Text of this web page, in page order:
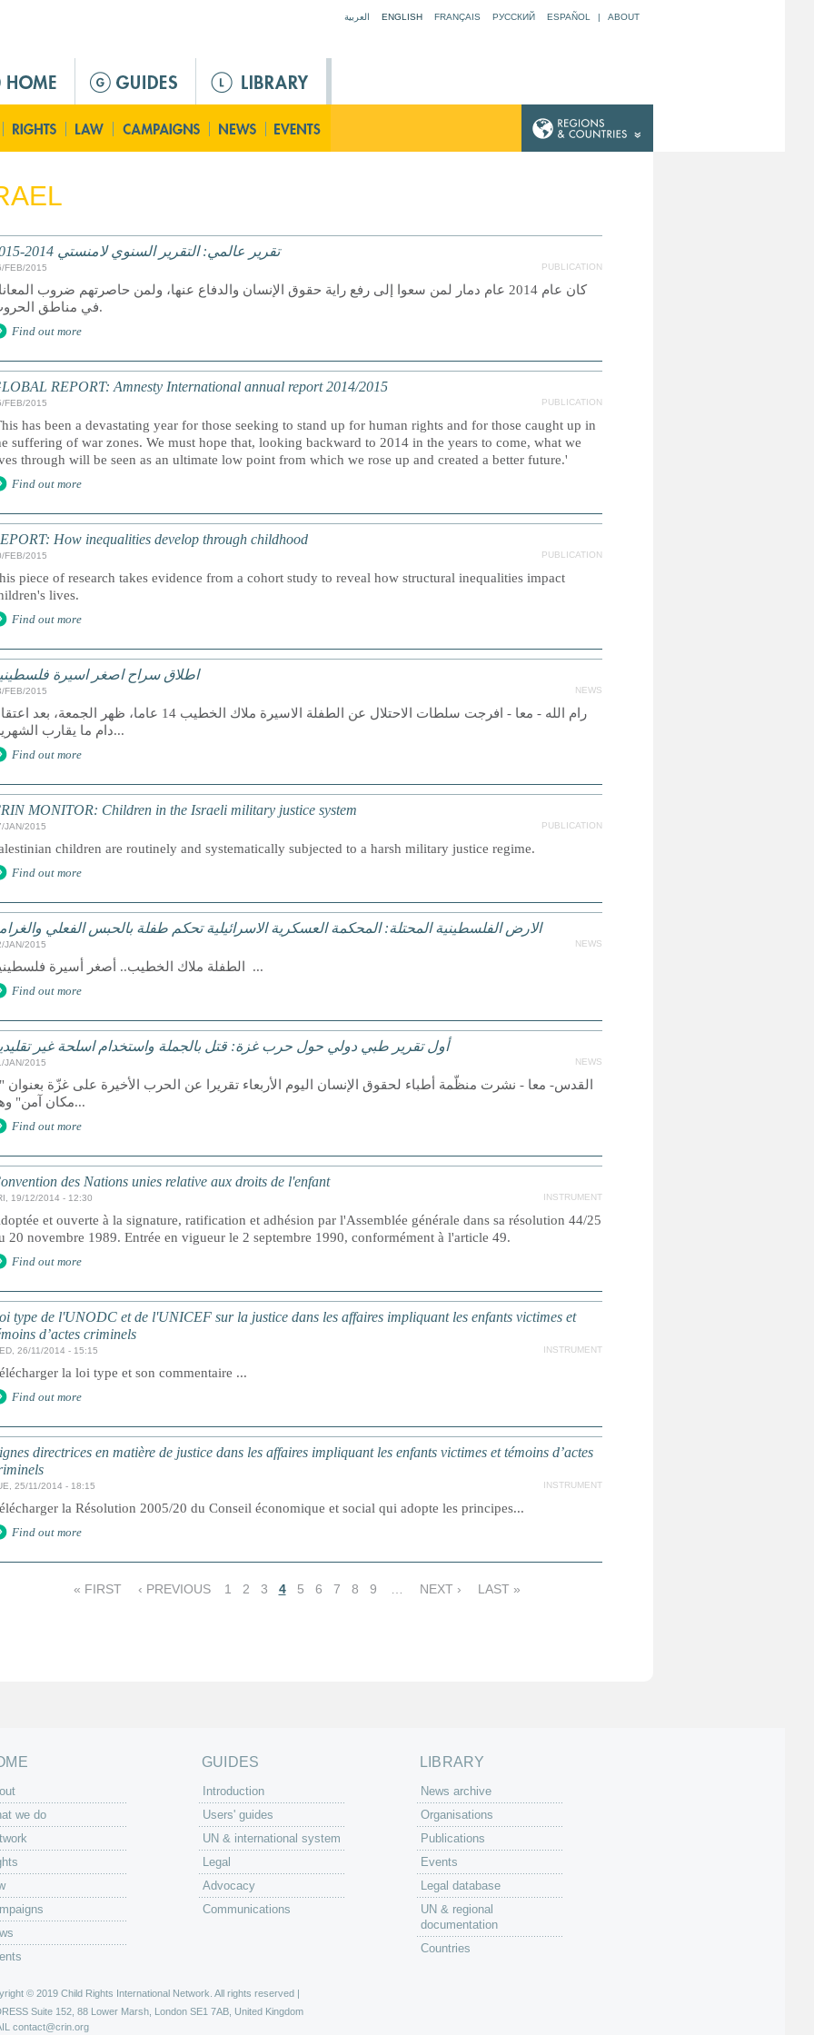
العربية ENGLISH FRANÇAIS РУССКИЙ ESPAÑOL | ABOUT
تقرير عالمي: التقرير السنوي لامنستي 2014-2015
FEB/2015 PUBLICATION
كان عام 2014 عام دمار لمن سعوا إلى رفع راية حقوق الإنسان والدفاع عنها، ولمن حاصرتهم ضروب
في مناطق الحروب.
Find out more
REPORT: Amnesty International annual report 2014/2015
FEB/2015 PUBLICATION
has been a devastating year for those seeking to stand up for human rights and for those caught up in
suffering of war zones. We must hope that, looking backward to 2014 in the years to come, what we
through will be seen as an ultimate low point from which we rose up and created a better future.'
Find out more
How inequalities develop through childhood
FEB/2015 PUBLICATION
piece of research takes evidence from a cohort study to reveal how structural inequalities impact
lives.
Find out more
اطلاق سراح اصغر اسيرة
FEB/2015 NEWS
رام الله - معا - افرجت سلطات الاحتلال عن الطفلة الاسيرة ملاك الخطيب 14 عاما، ظهر الجمعة، بعد
دام ما يقارب الشهرين...
Find out more
MONITOR: Children in the Israeli military justice system
JAN/2015 PUBLICATION
children are routinely and systematically subjected to a harsh military justice regime.
Find out more
الارض الفلسطينية المحتلة: المحكمة العسكرية الاسرائيلية تحكم طفلة بالحبس الفعلي
JAN/2015 NEWS
الطفلة ملاك الخطيب.. أصغر أسيرة فلسطينية ...
Find out more
أول تقرير طبي دولي حول حرب غزة: قتل بالجملة واستخدام اسلحة غير
JAN/2015 NEWS
القدس- معا - نشرت منظّمة أطباء لحقوق الإنسان اليوم الأربعاء تقريرا عن الحرب الأخيرة على غزّة بعنوان
مكان آمن" وهو...
Find out more
des Nations unies relative aux droits de l'enfant
19/12/2014 - 12:30 INSTRUMENT
et ouverte à la signature, ratification et adhésion par l'Assemblée générale dans sa résolution 44/25
20 novembre 1989. Entrée en vigueur le 2 septembre 1990, conformément à l'article 49.
Find out more
type de l'UNODC et de l'UNICEF sur la justice dans les affaires impliquant les enfants victimes et
d’actes criminels
26/11/2014 - 15:15 INSTRUMENT
la loi type et son commentaire ...
Find out more
directrices en matière de justice dans les affaires impliquant les enfants victimes et témoins d’actes
25/11/2014 - 18:15 INSTRUMENT
la Résolution 2005/20 du Conseil économique et social qui adopte les principes...
Find out more
« FIRST ‹ PREVIOUS 1 2 3 4 5 6 7 8 9 NEXT › LAST »
we do
GUIDES
Introduction
Users' guides
UN & international system
Legal
Advocacy
Communications
LIBRARY
News archive
Organisations
Publications
Events
Legal database
UN & regional
documentation
Countries
© 2019 Child Rights International Network. All rights reserved |
Suite 152, 88 Lower Marsh, London SE1 7AB, United Kingdom
contact@crin.org